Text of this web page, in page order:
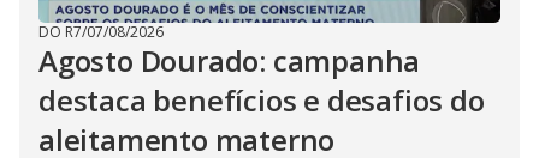
DO R7/07/08/2026
Agosto Dourado: campanha
destaca benefícios e desafios do
aleitamento materno